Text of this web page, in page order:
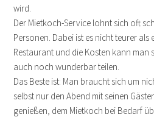
wird.
Der Mietkoch-Service lohnt sich oft
Personen. Dabei ist es nicht teurer als
Restaurant und die Kosten kann man
auch noch wunderbar teilen.
Das Beste ist: Man braucht sich um
selbst nur den Abend mit seinen
genießen, dem Mietkoch bei Bedarf